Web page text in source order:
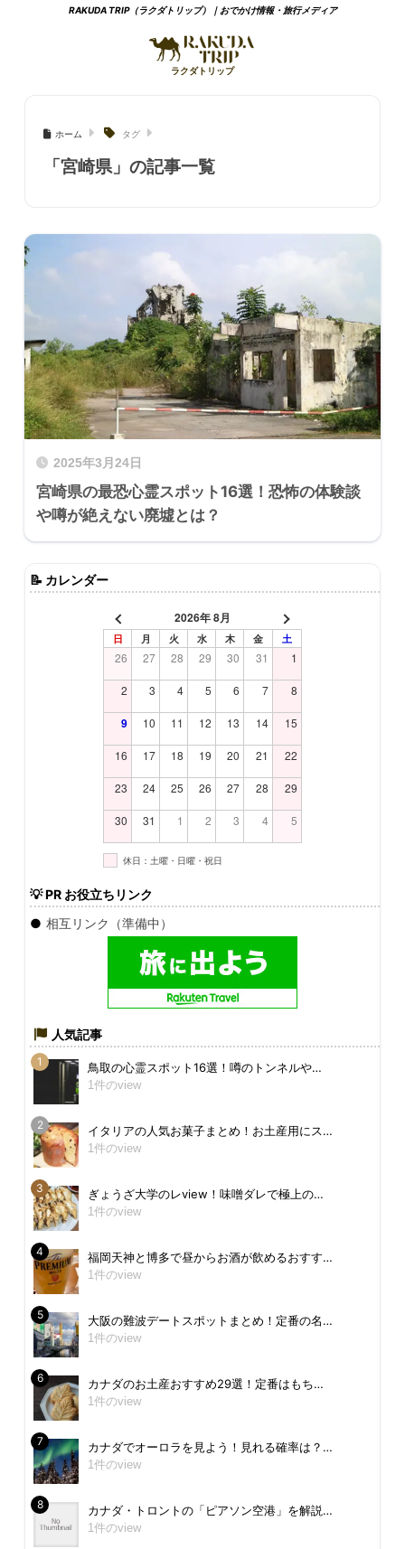
RAKUDA TRIP（ラクダトリップ）｜おでかけ情報・旅行メディア
ホーム タグ
「宮崎県」の記事一覧
2025年3月24日
宮崎県の最恐心霊スポット16選！恐怖の体験談
や噂が絶えない廃墟とは？
📝 カレンダー
2026年 8月
日 月 火 水 木 金 土
26 27 28 29 30 31 1
2 3 4 5 6 7 8
9 10 11 12 13 14 15
16 17 18 19 20 21 22
23 24 25 26 27 28 29
30 31 1 2 3 4 5
休日：土曜・日曜・祝日
💡PR お役立ちリンク
● 相互リンク（準備中）
人気記事
鳥取の心霊スポット16選！噂のトンネルや…
1件のview
イタリアの人気お菓子まとめ！お土産用にス…
1件のview
ぎょうざ大学のレview！味噌ダレで極上の…
1件のview
福岡天神と博多で昼からお酒が飲めるおすす…
1件のview
大阪の難波デートスポットまとめ！定番の名…
1件のview
カナダのお土産おすすめ29選！定番はもち…
1件のview
カナダでオーロラを見よう！見れる確率は？…
1件のview
カナダ・トロントの「ピアソン空港」を解説…
1件のview